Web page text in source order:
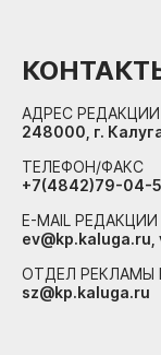
АДРЕС РЕДАКЦИИ
248000, г.
ТЕЛЕФОН/ФАКС
+7(4842)79-04-
E-MAIL РЕДАКЦИИ
ev@kp.kaluga.ru,
ОТДЕЛ РЕКЛАМЫ
sz@kp.kaluga.ru